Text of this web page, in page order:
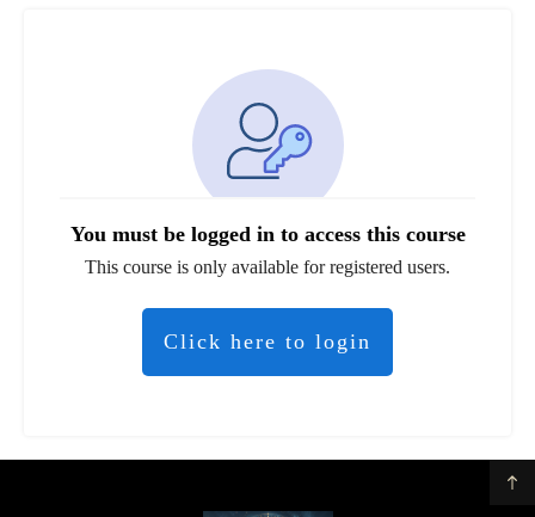
You must be logged in to access this course
This course is only available for registered users.
Click here to login